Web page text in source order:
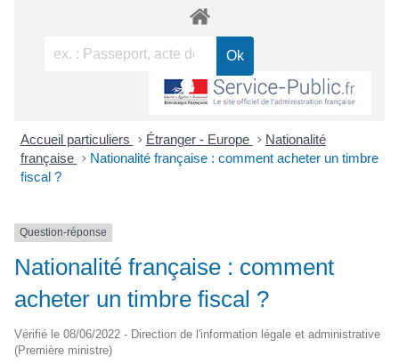
Accueil particuliers > Étranger - Europe > Nationalité
française > Nationalité française : comment acheter un timbre
fiscal ?
Question-réponse
Nationalité française : comment
acheter un timbre fiscal ?
Vérifié le 08/06/2022 - Direction de l'information légale et administrative
(Première ministre)